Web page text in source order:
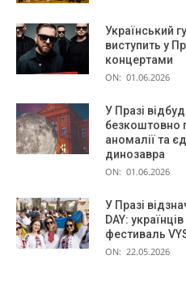
Український
виступить у
концертами
ON: 01.06.2026
У Празі
безкоштовно
аномалії та
динозавра
ON: 01.06.2026
У Празі
DAY:
фестиваль
ON: 22.05.2026